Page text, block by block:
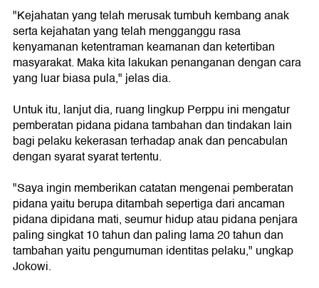
"Kejahatan yang telah merusak tumbuh kembang anak
serta kejahatan yang telah mengganggu rasa
kenyamanan ketentraman keamanan dan ketertiban
masyarakat. Maka kita lakukan penanganan dengan cara
yang luar biasa pula," jelas dia.
Untuk itu, lanjut dia, ruang lingkup Perppu ini mengatur
pemberatan pidana pidana tambahan dan tindakan lain
bagi pelaku kekerasan terhadap anak dan pencabulan
dengan syarat syarat tertentu.
"Saya ingin memberikan catatan mengenai pemberatan
pidana yaitu berupa ditambah sepertiga dari ancaman
pidana dipidana mati, seumur hidup atau pidana penjara
paling singkat 10 tahun dan paling lama 20 tahun dan
tambahan yaitu pengumuman identitas pelaku," ungkap
Jokowi.